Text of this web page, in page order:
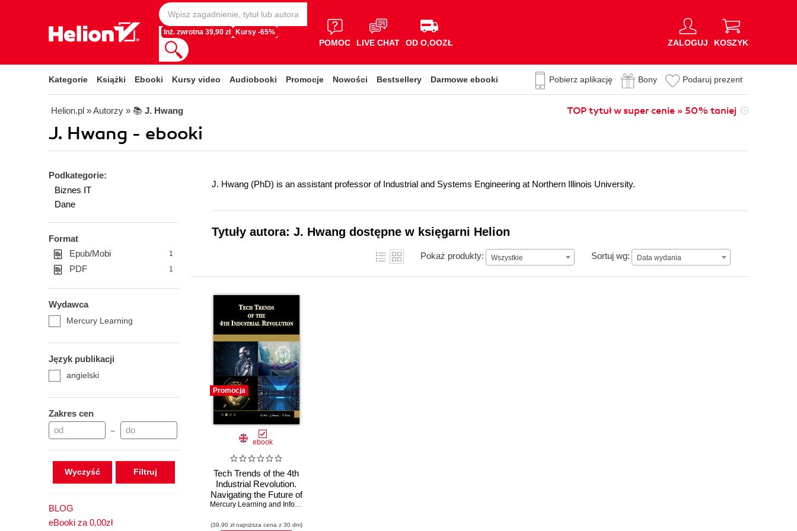
Inż. zwrotna 39,90 zł Kursy -65%
POMOC LIVE CHAT OD O,OOZŁ ZALOGUJ KOSZYK
Kategorie Książki Ebooki Kursy video Audiobooki Promocje Nowości Bestsellery Darmowe ebooki Pobierz aplikację Bony Podaruj prezent
Helion.pl » Autorzy » 📚 J. Hwang TOP tytuł w super cenie » 50% taniej
J. Hwang - ebooki
Podkategorie:
Biznes IT
Dane
Format
Epub/Mobi
1
PDF 1
Wydawca
Mercury Learning
Język publikacji
angielski
Zakres cen
–
Wyczyść
BLOG
eBooki za 0,00zł
J. Hwang (PhD) is an assistant professor of Industrial and Systems Engineering at Northern Illinois University.
Tytuły autora: J. Hwang dostępne w księgarni Helion
Pokaż produkty: Wszystkie Sortuj wg: Data wydania
Data wydania
Promocja
ebook
Tech Trends of the 4th
Industrial Revolution.
Navigating the Future of
Technology in Business
Mercury Learning and Information
(39,90 zł najniższa cena z 30 dni)